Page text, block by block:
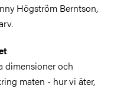
Högström Berntson,
dimensioner och
maten - hur vi äter,